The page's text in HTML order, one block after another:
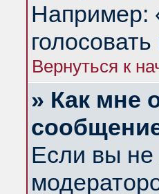
Например:
Вернуться к
» Как мне
Если вы не